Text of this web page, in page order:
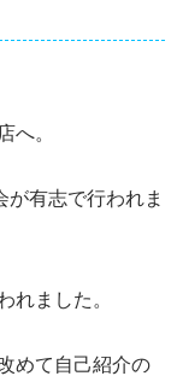
へ。
有志で行われま
れました。
めて自己紹介の